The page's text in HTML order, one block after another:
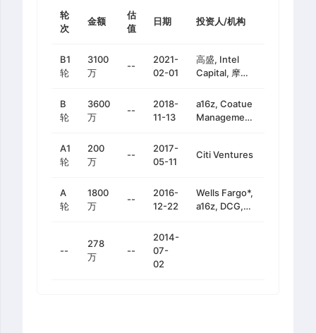
轮
次
金额
估
值
日期 投资人/机构
B1
轮
3100
万
--
2021-
02-01
高盛, Intel
Capital, 摩根
团, Citi
Ventures,
银行, 德意志银
B
轮
3600
万
--
2018-
11-13
a16z, Coatue
Management,
Franklin
Citi Ventures,
Nyca
A1
轮
200
万
--
2017-
05-11
Citi Ventures
A
轮
1800
万
--
2016-
12-22
Wells Fargo*,
a16z, DCG,
--
278
万
--
2014-
07-
02